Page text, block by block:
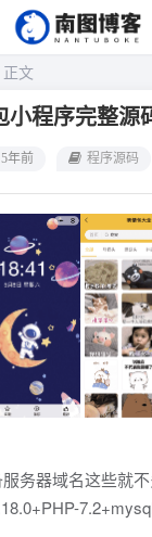
正文
小程序完整源
5年前 程序源码
务器域名这些就